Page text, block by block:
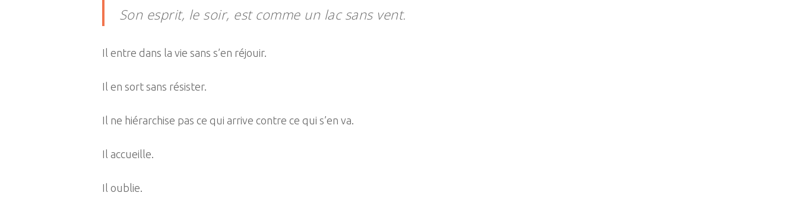
Son esprit, le soir, est comme un lac sans vent.
Il entre dans la vie sans s’en réjouir.
Il en sort sans résister.
Il ne hiérarchise pas ce qui arrive contre ce qui s’en va.
Il accueille.
Il oublie.